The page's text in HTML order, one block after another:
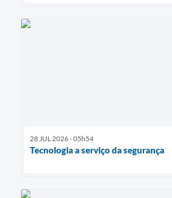
28 JUL 2026 - 05h54
Tecnologia a serviço da segurança